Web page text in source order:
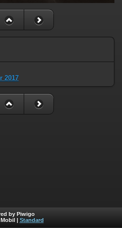
2017
by Piwigo
Mobil Standard